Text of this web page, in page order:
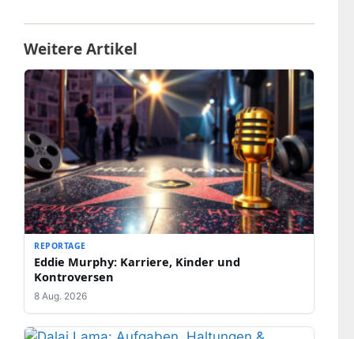
Weitere Artikel
REPORTAGE
Eddie Murphy: Karriere, Kinder und
Kontroversen
8 Aug. 2026